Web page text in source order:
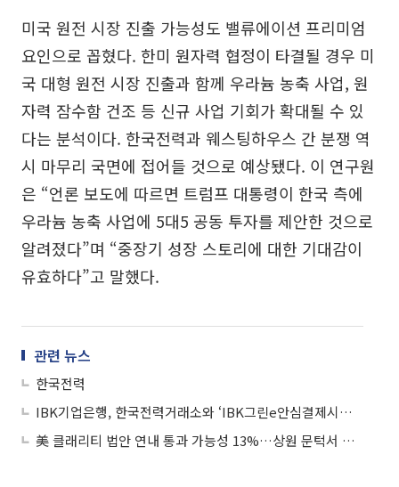
미국 원전 시장 진출 가능성도 밸류에이션 프리미엄
요인으로 꼽혔다. 한미 원자력 협정이 타결될 경우 미
국 대형 원전 시장 진출과 함께 우라늄 농축 사업, 원
자력 잠수함 건조 등 신규 사업 기회가 확대될 수 있
다는 분석이다. 한국전력과 웨스팅하우스 간 분쟁 역
시 마무리 국면에 접어들 것으로 예상됐다. 이 연구원
은 “언론 보도에 따르면 트럼프 대통령이 한국 측에
우라늄 농축 사업에 5대5 공동 투자를 제안한 것으로
알려졌다”며 “중장기 성장 스토리에 대한 기대감이
유효하다”고 말했다.
관련 뉴스
한국전력
IBK기업은행, 한국전력거래소와 ‘IBK그린e안심결제시스템’ 구축 업무협약
美 클래리티 법안 연내 통과 가능성 13%…상원 문턱서 제동